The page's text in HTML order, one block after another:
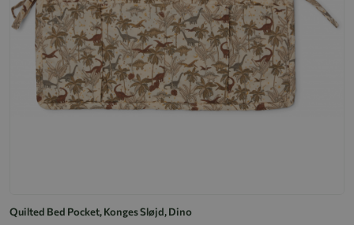
Quilted Bed Pocket, Konges Sløjd, Dino